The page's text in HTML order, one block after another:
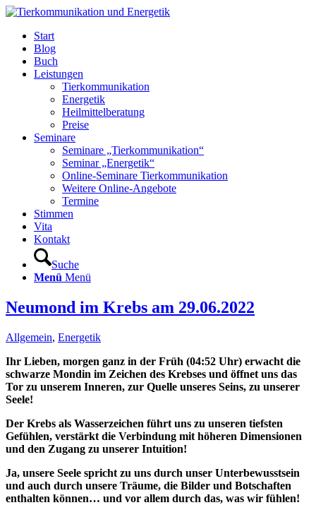
Start
Blog
Buch
Leistungen
Tierkommunikation
Energetik
Heilmittelberatung
Preise
Seminare
Seminare „Tierkommunikation“
Seminar „Energetik“
Online-Seminare Tierkommunikation
Weitere Online-Angebote
Termine
Stimmen
Vita
Kontakt
Suche
Menü Menü
Neumond im Krebs am 29.06.2022
Allgemein, Energetik
Ihr Lieben, morgen ganz in der Früh (04:52 Uhr) erwacht die
schwarze Mondin im Zeichen des Krebses und öffnet uns das
Tor zu unserem Inneren, zur Quelle unseres Seins, zu unserer
Seele!
Der Krebs als Wasserzeichen führt uns zu unseren tiefsten
Gefühlen, verstärkt die Verbindung mit höheren Dimensionen
und den Zugang zu unserer Intuition!
Ja, unsere Seele spricht zu uns durch unser Unterbewusstsein
und auch durch unsere Träume, die Bilder und Botschaften
enthalten können… und vor allem durch das, was wir fühlen!